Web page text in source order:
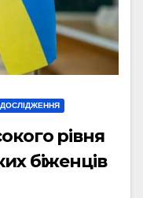
рівня
біженців